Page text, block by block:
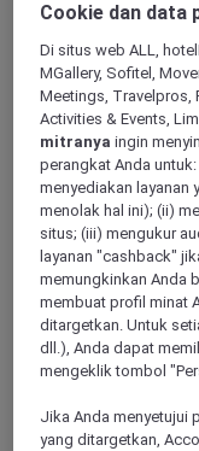
South America
Argentina
Cookie dan data
Di situs web ALL,
MGallery, Sofitel,
Meetings, Travelpros,
Activities & Events,
mitranya ingin
perangkat Anda
menyediakan layanan
menolak hal ini); (ii)
situs; (iii) mengukur
layanan "cashback"
memungkinkan Anda
membuat profil minat
ditargetkan. Untuk
dll.), Anda dapat
mengeklik tombol
Jika Anda menyetujui
yang ditargetkan,